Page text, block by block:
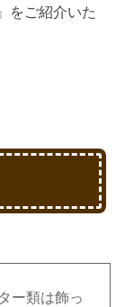
をご紹介いた
ー類は飾っ